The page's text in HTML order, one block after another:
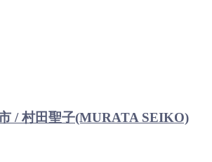
/ 村田聖子(MURATA SEIKO)